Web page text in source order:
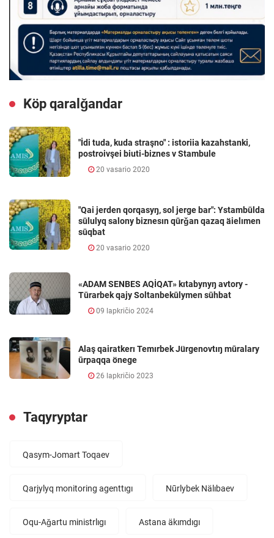
Köp qaralǧandar
"İdi tuda, kuda straşno" : istoriia kazahstanki,
postroivşei biuti-biznes v Stambule
20 vasario 2020
"Qai jerden qorqasyŋ, sol jerge bar": Ystambūlda
sūlulyq salony biznesın qūrǧan qazaq äielımen
sūqbat
20 vasario 2020
«ADAM SENBES AQİQAT» kıtabynyŋ avtory -
Tūrarbek qajy Soltanbekūlymen sūhbat
09 lapkričio 2024
Alaş qairatkerı Temırbek Jürgenovtıŋ mūralary
ūrpaqqa önege
26 lapkričio 2023
Taqyryptar
Qasym-Jomart Toqaev
Qarjylyq monitoring agenttıgı Nūrlybek Nälıbaev
Oqu-Aǧartu ministrlıgı Astana äkımdıgı